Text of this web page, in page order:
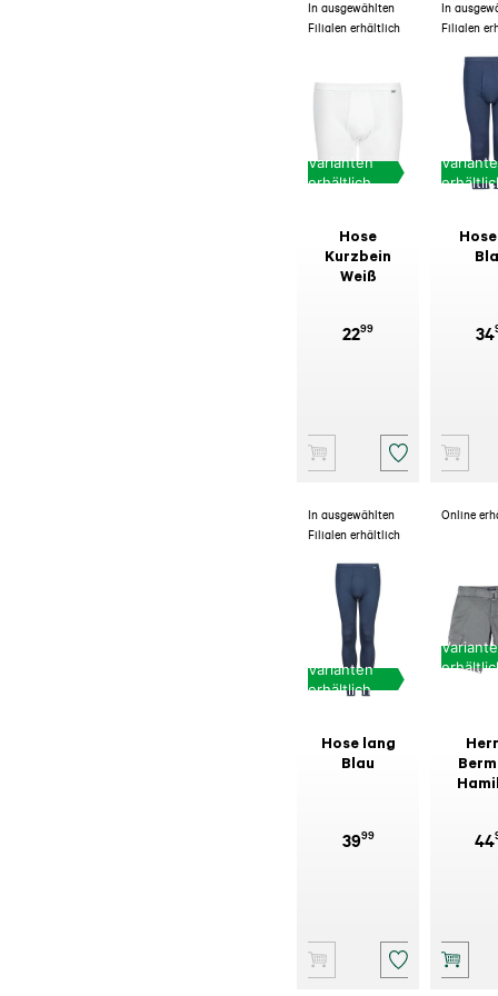
In ausgewählten
Filialen erhältlich
Varianten
erhältlich
Hose
Kurzbein
Weiß
2299
In
Filialen
34
In ausgewählten
Filialen erhältlich
Varianten
erhältlich
Hose lang
Blau
3999
Online
44